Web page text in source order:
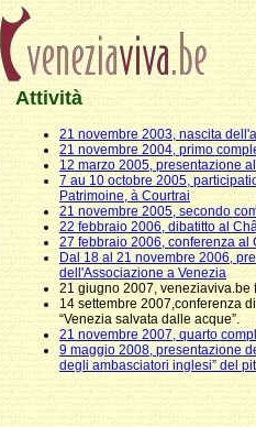
Attività
21 novembre 2003, nascita
21 novembre 2004, primo
12 marzo 2005, presentazione
7 au 10 octobre 2005,
Patrimoine, à Courtrai
21 novembre 2005, secondo
22 febbraio 2006, dibatitto al
27 febbraio 2006, conferenza al
Dal 18 al 21 novembre 2006,
dell'Associazione a Venezia
21 giugno 2007,
14 settembre 2007,conferenza
“Venezia salvata dalle acque”.
21 novembre 2007, quarto
9 maggio 2008, presentazione
degli ambasciatori inglesi” del